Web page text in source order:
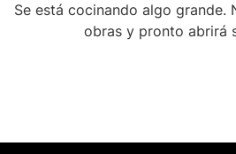
Se está cocinando algo grande.
obras y pronto abrirá